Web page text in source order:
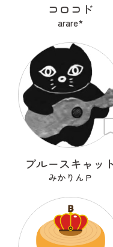
コロコド
arare*
ブルースキャッ
みかりんＰ